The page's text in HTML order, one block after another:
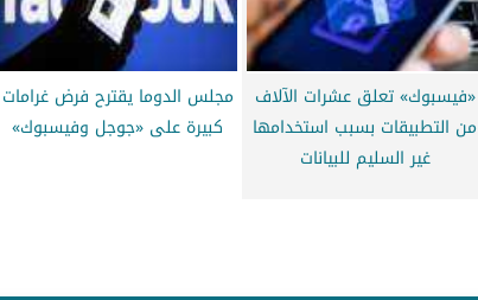
«فيسبوك» تعلق عشرات الآلاف
من التطبيقات بسبب استخدامها
غير السليم للبيانات
مجلس الدوما يقترح فرض غرامات
كبيرة على «جوجل وفيسبوك»